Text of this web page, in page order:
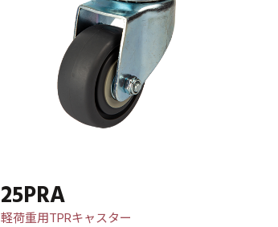
25PRA
軽荷重用TPRキャスター